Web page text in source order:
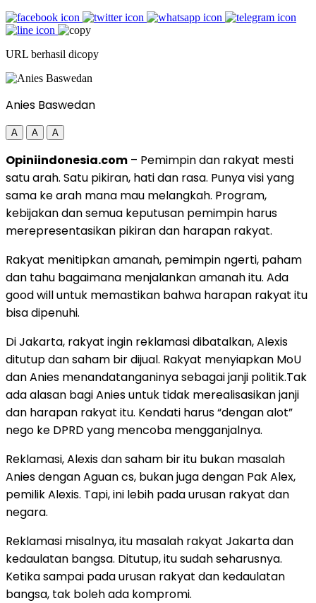
URL berhasil dicopy
Anies Baswedan
A A A
Opiniindonesia.com – Pemimpin dan rakyat mesti
satu arah. Satu pikiran, hati dan rasa. Punya visi yang
sama ke arah mana mau melangkah. Program,
kebijakan dan semua keputusan pemimpin harus
merepresentasikan pikiran dan harapan rakyat.
Rakyat menitipkan amanah, pemimpin ngerti, paham
dan tahu bagaimana menjalankan amanah itu. Ada
good will untuk memastikan bahwa harapan rakyat itu
bisa dipenuhi.
Di Jakarta, rakyat ingin reklamasi dibatalkan, Alexis
ditutup dan saham bir dijual. Rakyat menyiapkan MoU
dan Anies menandatanganinya sebagai janji politik.Tak
ada alasan bagi Anies untuk tidak merealisasikan janji
dan harapan rakyat itu. Kendati harus “dengan alot”
nego ke DPRD yang mencoba mengganjalnya.
Reklamasi, Alexis dan saham bir itu bukan masalah
Anies dengan Aguan cs, bukan juga dengan Pak Alex,
pemilik Alexis. Tapi, ini lebih pada urusan rakyat dan
negara.
Reklamasi misalnya, itu masalah rakyat Jakarta dan
kedaulatan bangsa. Ditutup, itu sudah seharusnya.
Ketika sampai pada urusan rakyat dan kedaulatan
bangsa, tak boleh ada kompromi.